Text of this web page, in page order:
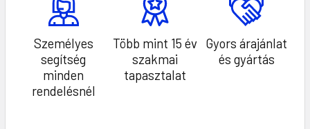
Személyes
segítség
minden
rendelésnél
Több mint 15 év
szakmai
tapasztalat
Gyors árajánlat
és gyártás